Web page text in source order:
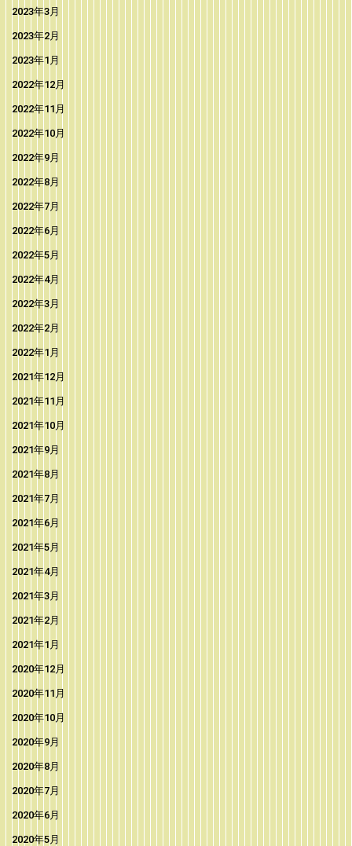
2023年3月
2023年2月
2023年1月
2022年12月
2022年11月
2022年10月
2022年9月
2022年8月
2022年7月
2022年6月
2022年5月
2022年4月
2022年3月
2022年2月
2022年1月
2021年12月
2021年11月
2021年10月
2021年9月
2021年8月
2021年7月
2021年6月
2021年5月
2021年4月
2021年3月
2021年2月
2021年1月
2020年12月
2020年11月
2020年10月
2020年9月
2020年8月
2020年7月
2020年6月
2020年5月